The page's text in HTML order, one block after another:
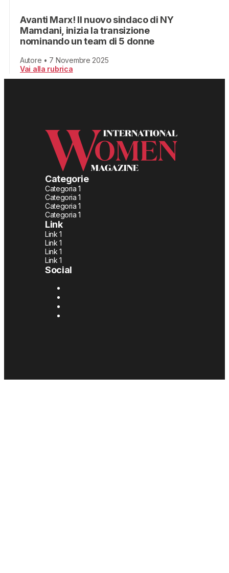
Avanti Marx! Il nuovo sindaco di NY
Mamdani, inizia la transizione
nominando un team di 5 donne
Autore • 7 Novembre 2025
Vai alla rubrica
Categorie
Categoria 1
Categoria 1
Categoria 1
Categoria 1
Link
Link 1
Link 1
Link 1
Link 1
Social